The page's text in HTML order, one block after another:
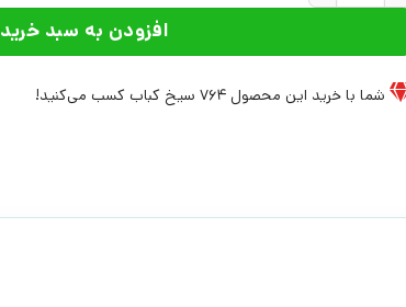
افزودن به سبد خرید
شما با خرید این محصول 764 سیخ کباب کسب می‌کنید!